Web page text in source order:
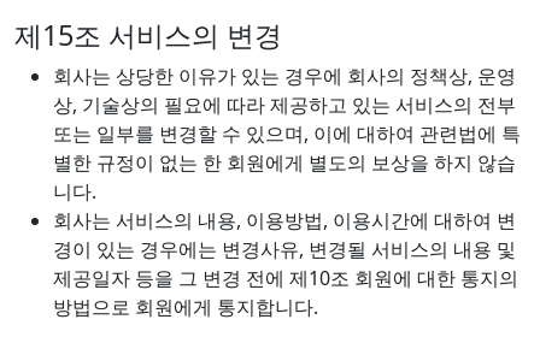
제15조 서비스의 변경
회사는 상당한 이유가 있는 경우에 회사의 정책상, 운영
상, 기술상의 필요에 따라 제공하고 있는 서비스의 전부
또는 일부를 변경할 수 있으며, 이에 대하여 관련법에 특
별한 규정이 없는 한 회원에게 별도의 보상을 하지 않습
니다.
회사는 서비스의 내용, 이용방법, 이용시간에 대하여 변
경이 있는 경우에는 변경사유, 변경될 서비스의 내용 및
제공일자 등을 그 변경 전에 제10조 회원에 대한 통지의
방법으로 회원에게 통지합니다.